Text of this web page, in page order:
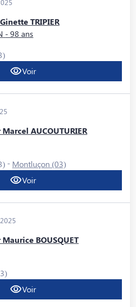
TRIPIER
- 98 ans
Voir
AUCOUTURIER
- Montluçon (03)
Voir
BOUSQUET
Voir